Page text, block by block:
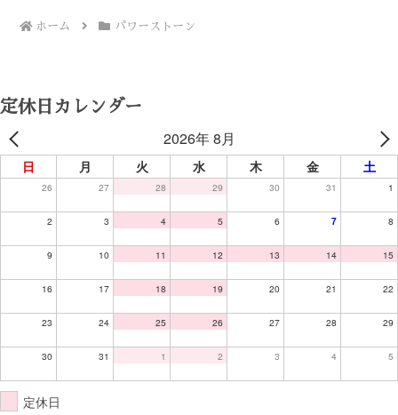
ホーム パワーストーン
定休日カレンダー
2026年 8月
日 月 火 水 木 金 土
26 27 28 29 30 31 1
2 3 4 5 6 7 8
9 10 11 12 13 14 15
16 17 18 19 20 21 22
23 24 25 26 27 28 29
30 31 1 2 3 4 5
定休日